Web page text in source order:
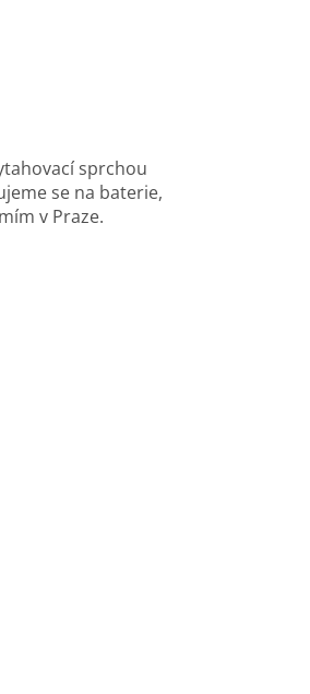
sprchou
se na baterie,
v Praze.